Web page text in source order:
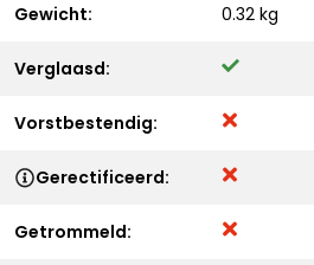
Gewicht: 0.32 kg
Verglaasd:
Vorstbestendig:
Gerectificeerd:
Getrommeld: